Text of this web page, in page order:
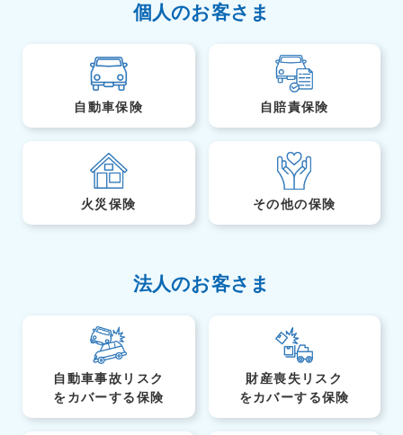
個人のお客さま
自動車保険 自賠責保険
火災保険 その他の保険
法人のお客さま
自動車事故リスク
をカバーする保険
財産喪失リスク
をカバーする保険